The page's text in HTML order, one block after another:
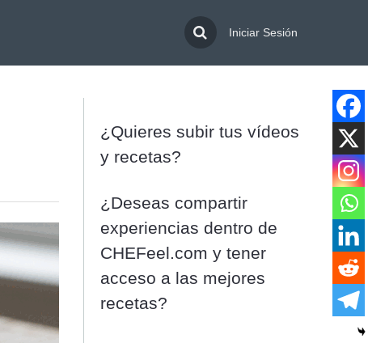
Iniciar Sesión
¿Quieres subir tus vídeos
y recetas?
¿Deseas compartir
experiencias dentro de
CHEFeel.com y tener
acceso a las mejores
recetas?